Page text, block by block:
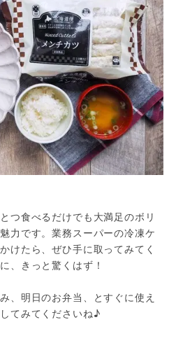
つ食べるだけでも大満足のボリ
力です。業務スーパーの冷凍ケ
けたら、ぜひ手に取ってみてく
、きっと驚くはず！
、明日のお弁当、とすぐに使え
てみてくださいね♪